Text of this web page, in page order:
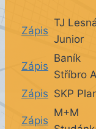
Zápis
TJ
Junior
Zápis
Baník
Stříbro A
Zápis SKP
Zápis
M+M